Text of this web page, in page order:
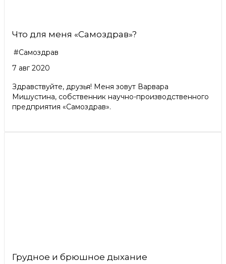
Что для меня «Самоздрав»?
#Самоздрав
7 авг 2020
Здравствуйте, друзья! Меня зовут Варвара
Мишустина, собственник научно-производственного
предприятия «Самоздрав».
Грудное и брюшное дыхание